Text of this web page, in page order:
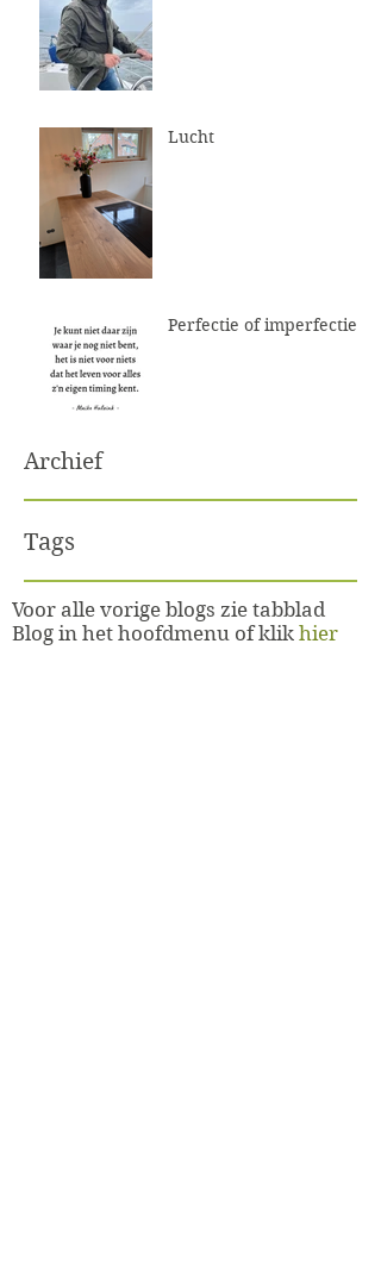
Lucht
Perfectie of imperfectie
Archief
Tags
Voor alle vorige blogs zie tabblad
Blog in het hoofdmenu of klik hier